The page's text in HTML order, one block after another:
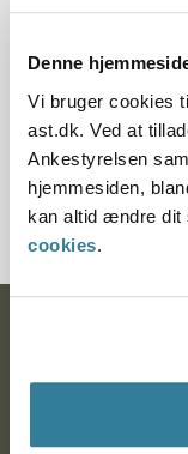
Denne
Vi bruger cookies
ast.dk. Ved at
Ankestyrelsen
hjemmesiden,
kan altid ændre dit
cookies.
§ 10
16571-87
Postadresse: